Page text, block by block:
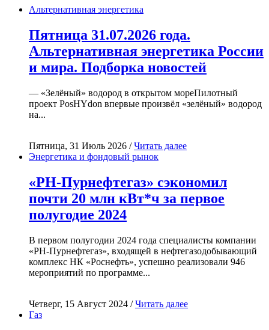
Альтернативная энергетика
Пятница 31.07.2026 года.
Альтернативная энергетика России
и мира. Подборка новостей
— «Зелёный» водород в открытом мореПилотный
проект PosHYdon впервые произвёл «зелёный» водород
на...
Пятница, 31 Июль 2026 /Читать далее
Энергетика и фондовый рынок
«РН-Пурнефтегаз» сэкономил
почти 20 млн кВт*ч за первое
полугодие 2024
В первом полугодии 2024 года специалисты компании
«РН-Пурнефтегаз», входящей в нефтегазодобывающий
комплекс НК «Роснефть», успешно реализовали 946
мероприятий по программе...
Четверг, 15 Август 2024 /Читать далее
Газ